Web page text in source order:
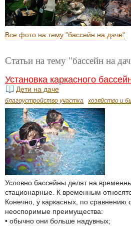
Все фото на тему "бассейн на даче"
Статьи на тему "бассейн на
Установка каркасного
Дети на даче
благоустройство участка хозяйство и
Условно бассейны делят на
стационарные. К временным
Конечно, у каркасных, по сравнению
неоспоримые преимущества:
• обычно они больше надувных;